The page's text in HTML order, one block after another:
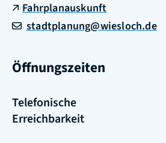
Fahrplanauskunft
stadtplanung@wiesloch.de
Öffnungszeiten
Telefonische
Erreichbarkeit